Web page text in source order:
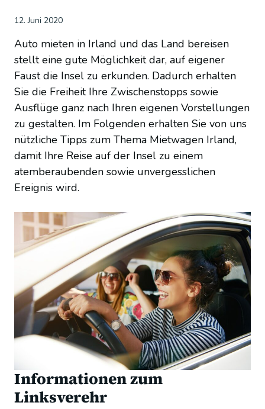
12. Juni 2020
Auto mieten in Irland und das Land bereisen
stellt eine gute Möglichkeit dar, auf eigener
Faust die Insel zu erkunden. Dadurch erhalten
Sie die Freiheit Ihre Zwischenstopps sowie
Ausflüge ganz nach Ihren eigenen Vorstellungen
zu gestalten. Im Folgenden erhalten Sie von uns
nützliche Tipps zum Thema Mietwagen Irland,
damit Ihre Reise auf der Insel zu einem
atemberaubenden sowie unvergesslichen
Ereignis wird.
Informationen zum
Linksverehr